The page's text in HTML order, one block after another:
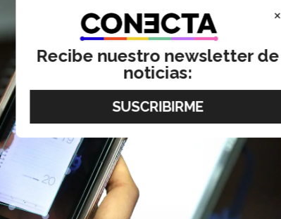
×
Recibe nuestro newsletter de
noticias: